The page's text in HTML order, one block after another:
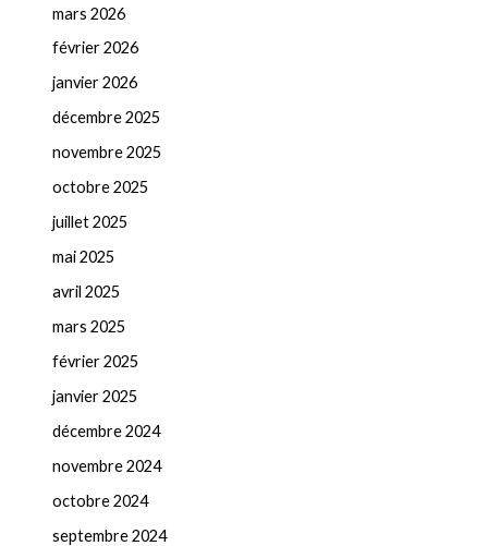
mars 2026
février 2026
janvier 2026
décembre 2025
novembre 2025
octobre 2025
juillet 2025
mai 2025
avril 2025
mars 2025
février 2025
janvier 2025
décembre 2024
novembre 2024
octobre 2024
septembre 2024